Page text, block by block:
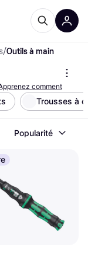
/Outils à main
comment
Trousses à
Popularité